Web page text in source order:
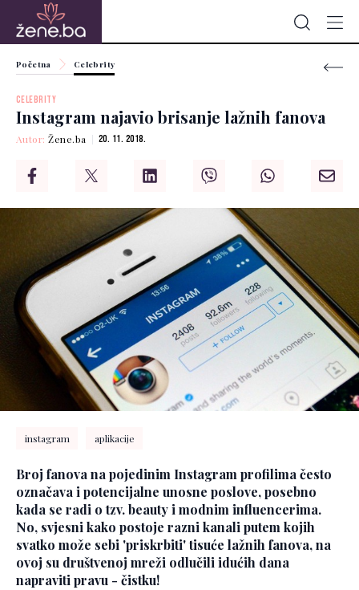
Početna Celebrity
CELEBRITY
Instagram najavio brisanje lažnih fanova
Autor:Žene.ba 20. 11. 2018.
instagram aplikacije
Broj fanova na pojedinim Instagram profilima često
označava i potencijalne unosne poslove, posebno
kada se radi o tzv. beauty i modnim influencerima.
No, svjesni kako postoje razni kanali putem kojih
svatko može sebi 'priskrbiti' tisuće lažnih fanova, na
ovoj su društvenoj mreži odlučili idućih dana
napraviti pravu - čistku!